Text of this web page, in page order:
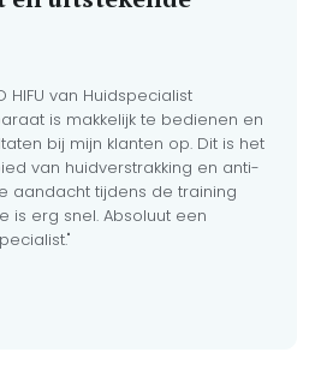
HIFU van Huidspecialist
is makkelijk te bedienen en
bij mijn klanten op. Dit is het
van huidverstrakking en anti-
aandacht tijdens de training
is erg snel. Absoluut een